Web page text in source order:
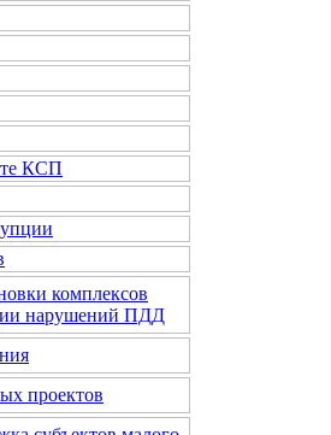
КСП
комплексов
нарушений ПДД
проектов